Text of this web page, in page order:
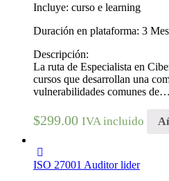
Incluye: curso e learning
Duración en plataforma: 3
Descripción:
La ruta de Especialista en
cursos que desarrollan una
vulnerabilidades comunes de…
$299.00 IVA incluido
ISO 27001 Auditor lider